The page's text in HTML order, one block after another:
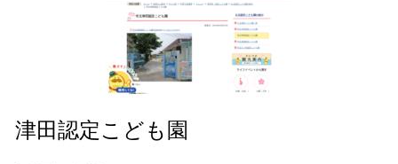
津田認定こども園